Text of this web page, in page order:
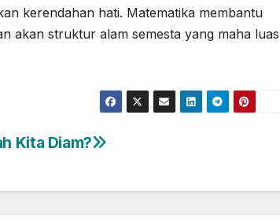
kerendahan hati. Matematika membantu
akan struktur alam semesta yang maha luas
Kita Diam?